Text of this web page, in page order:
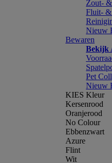
Zout-
Fluit- &
Nieuw
Bewaren
Bekijk
Pet
Nieuw
KIES Kleur
Kersenrood
Oranjerood
No Colour
Ebbenzwart
Azure
Flint
Wit